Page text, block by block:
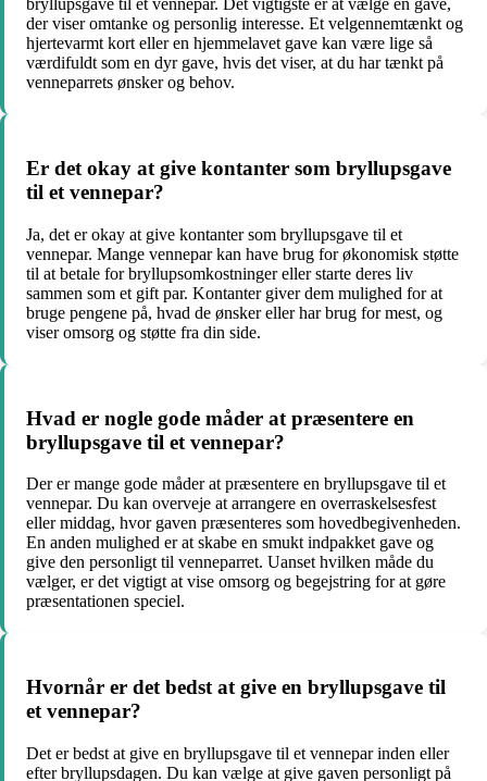
bryllupsgave til et vennepar. Det vigtigste er at vælge en gave,
der viser omtanke og personlig interesse. Et velgennemtænkt og
hjertevarmt kort eller en hjemmelavet gave kan være lige så
værdifuldt som en dyr gave, hvis det viser, at du har tænkt på
venneparrets ønsker og behov.
Er det okay at give kontanter som bryllupsgave
til et vennepar?
Ja, det er okay at give kontanter som bryllupsgave til et
vennepar. Mange vennepar kan have brug for økonomisk støtte
til at betale for bryllupsomkostninger eller starte deres liv
sammen som et gift par. Kontanter giver dem mulighed for at
bruge pengene på, hvad de ønsker eller har brug for mest, og
viser omsorg og støtte fra din side.
Hvad er nogle gode måder at præsentere en
bryllupsgave til et vennepar?
Der er mange gode måder at præsentere en bryllupsgave til et
vennepar. Du kan overveje at arrangere en overraskelsesfest
eller middag, hvor gaven præsenteres som hovedbegivenheden.
En anden mulighed er at skabe en smukt indpakket gave og
give den personligt til venneparret. Uanset hvilken måde du
vælger, er det vigtigt at vise omsorg og begejstring for at gøre
præsentationen speciel.
Hvornår er det bedst at give en bryllupsgave til
et vennepar?
Det er bedst at give en bryllupsgave til et vennepar inden eller
efter bryllupsdagen. Du kan vælge at give gaven personligt på